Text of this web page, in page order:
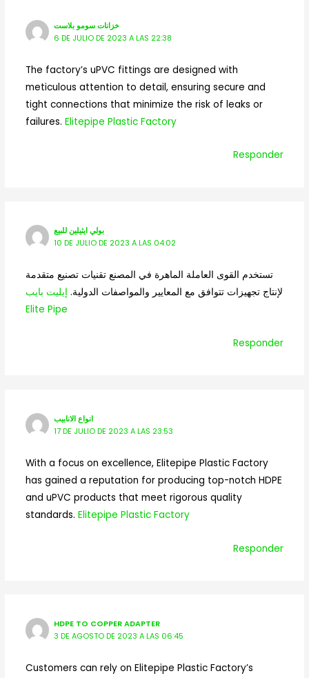
خزانات سومو بلاست
6 DE JULIO DE 2023 A LAS 22:38
The factory’s uPVC fittings are designed with
meticulous attention to detail, ensuring secure and
tight connections that minimize the risk of leaks or
failures. Elitepipe Plastic Factory
Responder
بولي ايثيلين للبيع
10 DE JULIO DE 2023 A LAS 04:02
تستخدم القوى العاملة الماهرة في المصنع تقنيات تصنيع متقدمة
لإنتاج تجهيزات تتوافق مع المعايير والمواصفات الدولية. إيليت بايب
Elite Pipe
Responder
انواع الانابيب
17 DE JULIO DE 2023 A LAS 23:53
With a focus on excellence, Elitepipe Plastic Factory
has gained a reputation for producing top-notch HDPE
and uPVC products that meet rigorous quality
standards. Elitepipe Plastic Factory
Responder
HDPE TO COPPER ADAPTER
3 DE AGOSTO DE 2023 A LAS 06:45
Customers can rely on Elitepipe Plastic Factory’s